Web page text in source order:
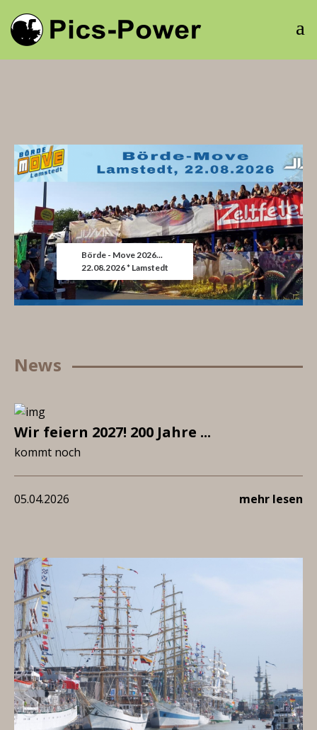
Börde - Move 2026...
22.08.2026 * Lamstedt
News
Wir feiern 2027! 200 Jahre ...
kommt noch
05.04.2026 mehr lesen